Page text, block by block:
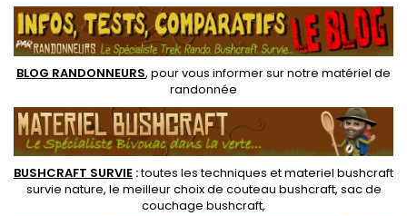
et poreux assure une fixation
solide et durable autour du
site de la plaie, tandis que le
tissu doux...
facile d'utilisation et
d'application. Idéal pour tous
types de brûlures.
BLOG RANDONNEURS, pour vous informer sur notre matériel de
randonnée
BUSHCRAFT SURVIE :toutes les techniques etmateriel bushcraft
survie nature, le meilleur choix de couteau bushcraft, sac de
couchage bushcraft,